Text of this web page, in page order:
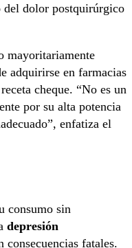
del dolor postquirúrgico
mayoritariamente
adquirirse en farmacias
cheque. “No es un
por su alta potencia
enfatiza el
consumo sin
depresión
consecuencias fatales.